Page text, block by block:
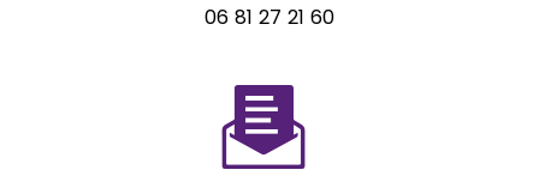
06 81 27 21 60